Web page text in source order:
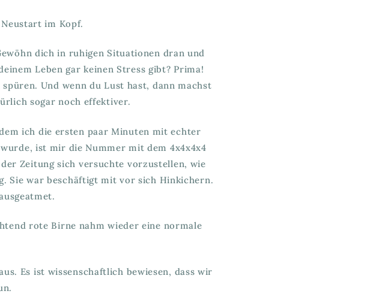
im Kopf.
dich in ruhigen Situationen dran und
Leben gar keinen Stress gibt? Prima!
Und wenn du Lust hast, dann machst
sogar noch effektiver.
ich die ersten paar Minuten mit echter
ist mir die Nummer mit dem 4x4x4x4
Zeitung sich versuchte vorzustellen, wie
Sie war beschäftigt mit vor sich Hinkichern.
rote Birne nahm wieder eine normale
Es ist wissenschaftlich bewiesen, dass wir